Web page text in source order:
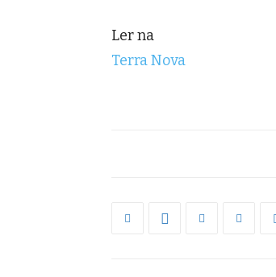
Ler na
Terra Nova